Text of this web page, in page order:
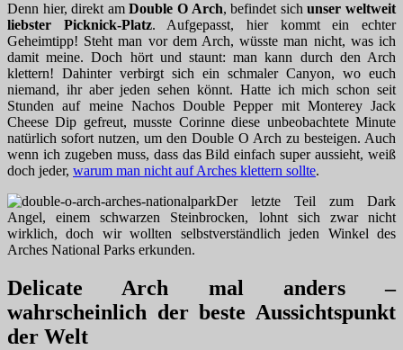
Denn hier, direkt amDouble O Arch, befindet sichunser weltweit
liebster Picknick-Platz. Aufgepasst, hier kommt ein echter
Geheimtipp! Steht man vor dem Arch, wüsste man nicht, was ich
damit meine. Doch hört und staunt: man kann durch den Arch
klettern! Dahinter verbirgt sich ein schmaler Canyon, wo euch
niemand, ihr aber jeden sehen könnt. Hatte ich mich schon seit
Stunden auf meine Nachos Double Pepper mit Monterey Jack
Cheese Dip gefreut, musste Corinne diese unbeobachtete Minute
natürlich sofort nutzen, um den Double O Arch zu besteigen. Auch
wenn ich zugeben muss, dass das Bild einfach super aussieht, weiß
doch jeder, warum man nicht auf Arches klettern sollte.
Der letzte Teil zum Dark
Angel, einem schwarzen Steinbrocken, lohnt sich zwar nicht
wirklich, doch wir wollten selbstverständlich jeden Winkel des
Arches National Parks erkunden.
Delicate Arch mal anders –
wahrscheinlich der beste Aussichtspunkt
der Welt